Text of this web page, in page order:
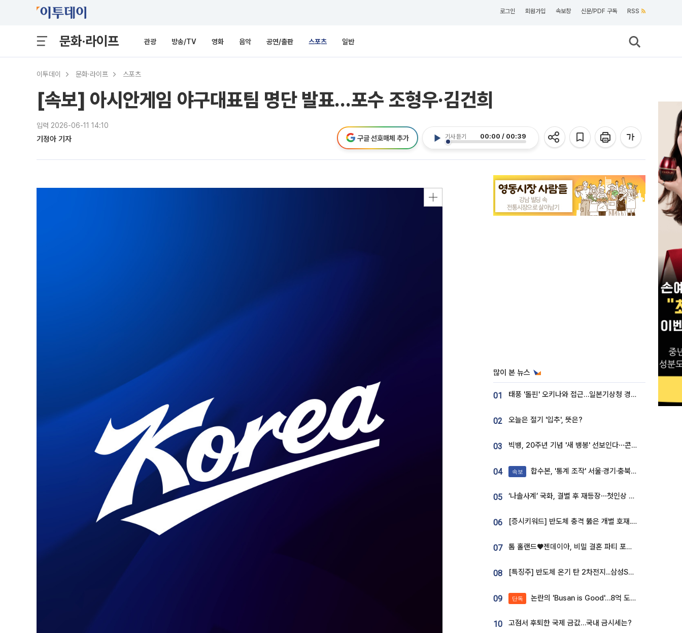
로그인 회원가입 속보창 신문/PDF 구독 RSS
문화·라이프 관광 방송/TV 영화 음악 공연/출판 스포츠 일반
이투데이 문화·라이프 스포츠
[속보] 아시안게임 야구대표팀 명단 발표…포수 조형우·김건희
입력 2026-06-11 14:10
기정아 기자 기사 듣기 00:00 / 00:39
구글 선호매체 추가
많이 본 뉴스
01 태풍 '돌핀' 오키나와 접근…일본기상청 경로 업데이트
02 오늘은 절기 '입추', 뜻은?
03 빅뱅, 20주년 기념 '새 뱅봉' 선보인다⋯콘서트 앞두고 팝업 개최
04 속보 합수본, '통계 조작' 서울·경기·충북 선관위 등 추가 압수수색
05 ‘나솔사계’ 국화, 결별 후 재등장⋯첫인상 투표 휩쓸고 ‘인기녀’ 등극
06 [증시키워드] 반도체 충격 뚫은 개별 호재...포스코퓨처엠·에코프로·한화솔루션 '눈길'
07 톰 홀랜드♥젠데이아, 비밀 결혼 파티 포착⋯호텔 대관비만 9억
08 [특징주] 반도체 온기 탄 2차전지...삼성SDI, 장 초반 7% 넘게 껑충
09 단독 논란의 'Busan is Good'…8억 도시브랜드, 용산 대통령실 CI 업체가 수행
10 고점서 후퇴한 국제 금값…국내 금시세는?